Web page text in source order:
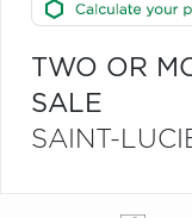
TWO OR
SALE
SAINT-